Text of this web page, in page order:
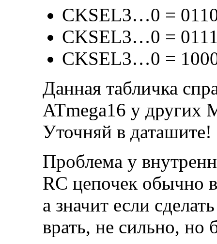
CKSEL3…0 =
CKSEL3…0 =
CKSEL3…0 =
Данная табличка
ATmega16 у других
Уточняй в даташите!
Проблема у
RC цепочек обычно
а значит если
врать, не сильно, но